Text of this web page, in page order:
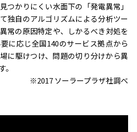
つかりにくい水面下の「発電異常」
独自のアルゴリズムによる分析ツー
常の原因特定や、しかるべき対処を
に応じ全国140のサービス拠点から
に駆けつけ、問題の切り分けから異
※2017 ソーラープラザ社調べ